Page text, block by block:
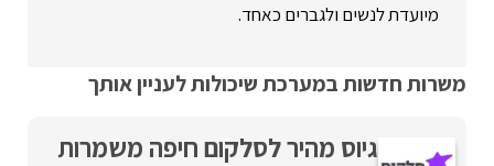
מיועדת לנשים ולגברים כאחד.
משרות חדשות במערכת שיכולות לעניין אותך
גיוס מהיר לסלקום חיפה משמרות